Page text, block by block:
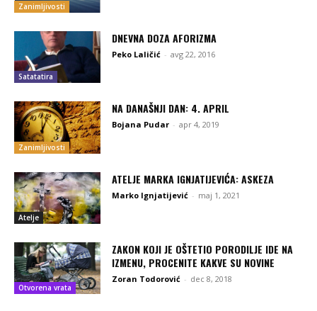
Zanimljivosti
Satatatira
DNEVNA DOZA AFORIZMA
Peko Laličić - avg 22, 2016
Zanimljivosti
NA DANAŠNJI DAN: 4. APRIL
Bojana Pudar - apr 4, 2019
Atelje
ATELJE MARKA IGNJATIJEVIĆA: ASKEZA
Marko Ignjatijević - maj 1, 2021
Otvorena vrata
ZAKON KOJI JE OŠTETIO PORODILJE IDE NA
IZMENU, PROCENITE KAKVE SU NOVINE
Zoran Todorović - dec 8, 2018